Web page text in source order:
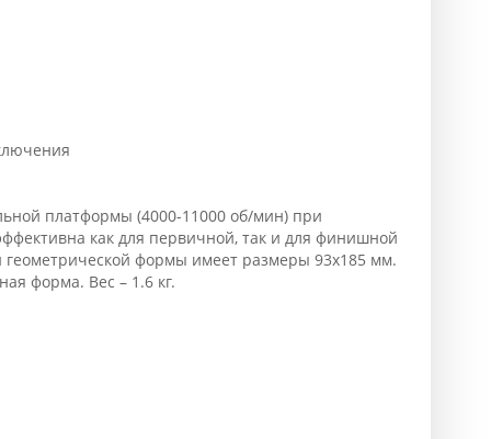
платформы (4000-11000 об/мин) при
как для первичной, так и для финишной
формы имеет размеры 93х185 мм.
форма. Вес – 1.6 кг.